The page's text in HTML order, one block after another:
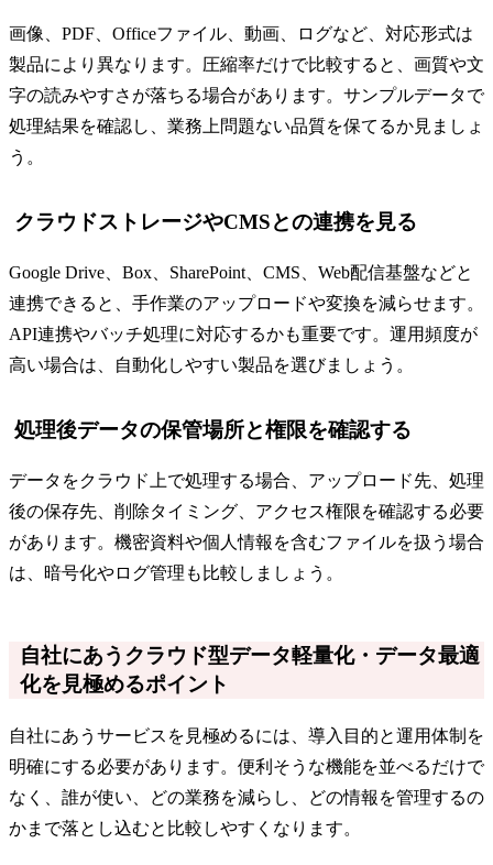
画像、PDF、Officeファイル、動画、ログなど、対応形式は
製品により異なります。圧縮率だけで比較すると、画質や文
字の読みやすさが落ちる場合があります。サンプルデータで
処理結果を確認し、業務上問題ない品質を保てるか見ましょ
う。
クラウドストレージやCMSとの連携を見る
Google Drive、Box、SharePoint、CMS、Web配信基盤などと
連携できると、手作業のアップロードや変換を減らせます。
API連携やバッチ処理に対応するかも重要です。運用頻度が
高い場合は、自動化しやすい製品を選びましょう。
処理後データの保管場所と権限を確認する
データをクラウド上で処理する場合、アップロード先、処理
後の保存先、削除タイミング、アクセス権限を確認する必要
があります。機密資料や個人情報を含むファイルを扱う場合
は、暗号化やログ管理も比較しましょう。
自社にあうクラウド型データ軽量化・データ最適
化を見極めるポイント
自社にあうサービスを見極めるには、導入目的と運用体制を
明確にする必要があります。便利そうな機能を並べるだけで
なく、誰が使い、どの業務を減らし、どの情報を管理するの
かまで落とし込むと比較しやすくなります。